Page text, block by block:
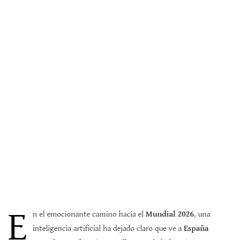
E n el emocionante camino hacia el Mundial 2026, una
inteligencia artificial ha dejado claro que ve a España